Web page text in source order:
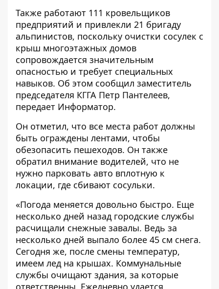
Также работают 111 кровельщиков
предприятий и привлекли 21 бригаду
альпинистов, поскольку очистки сосулек с
крыш многоэтажных домов
сопровождается значительным
опасностью и требует специальных
навыков. Об этом сообщил заместитель
председателя КГГА Петр Пантелеев,
передает Информатор.
Он отметил, что все места работ должны
быть ограждены лентами, чтобы
обезопасить пешеходов. Он также
обратил внимание водителей, что не
нужно парковать авто вплотную к
локации, где сбивают сосульки.
«Погода меняется довольно быстро. Еще
несколько дней назад городские службы
расчищали снежные завалы. Ведь за
несколько дней выпало более 45 см снега.
Сегодня же, после смены температур,
имеем лед на крышах. Коммунальные
службы очищают здания, за которые
ответственны. Ежедневно удается